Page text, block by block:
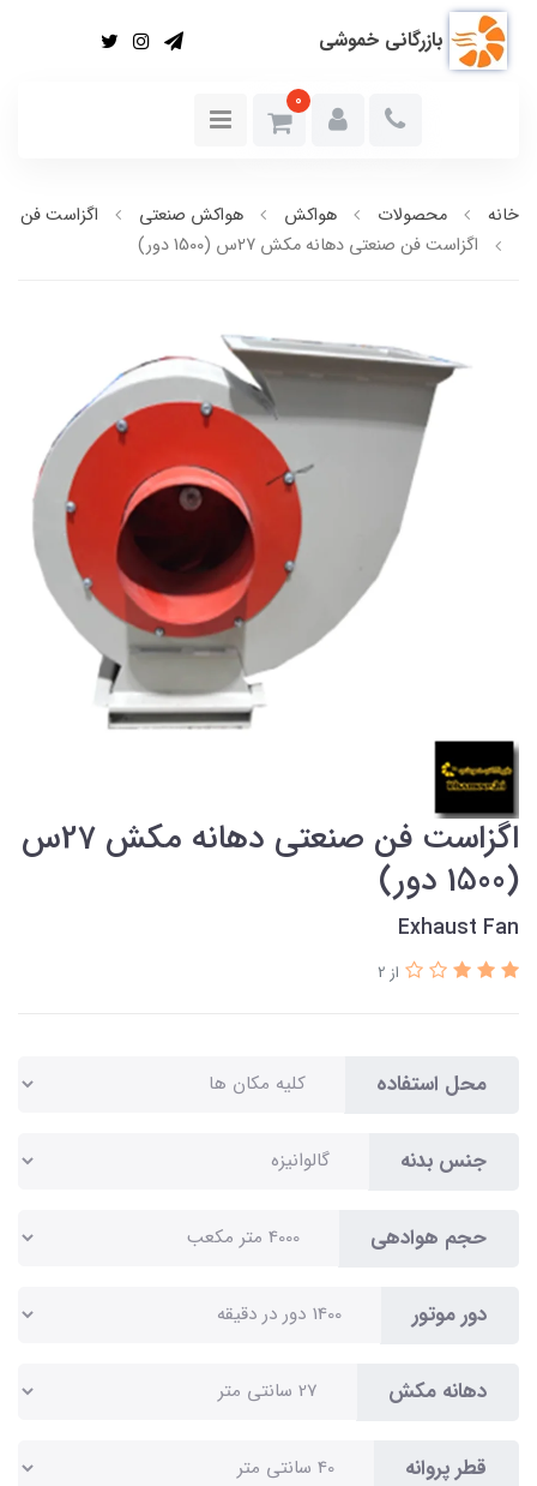
بازرگانی خموشی
0
خانه محصولات هواکش هواکش صنعتی
اگزاست فن
اگزاست فن صنعتی دهانه مکش 27س (1500 دور)
اگزاست فن صنعتی دهانه مکش 27س
(1500 دور)
Exhaust Fan
از 2
محل استفاده
جنس بدنه
حجم هوادهی
دور موتور
دهانه مکش
قطر پروانه